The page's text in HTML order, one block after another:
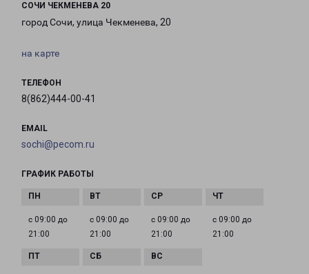
СОЧИ ЧЕКМЕНЕВА 20
город Сочи, улица Чекменева, 20
на карте
ТЕЛЕФОН
8(862)444-00-41
EMAIL
sochi@pecom.ru
ГРАФИК РАБОТЫ
с 09:00 до
21:00
с 09:00 до
21:00
с 09:00 до
21:00
с 09:00 до
21:00